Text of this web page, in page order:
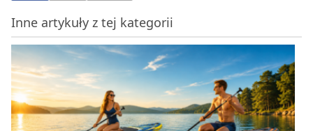
Jaros”, na którą serdecznie zapraszamy! Wierzy, że
kluczem do zachowania zdrowia oraz dobrego
samopoczucia jest pełnowartościowa i różnorodna
dieta, która smakuje, a także ulubiona aktywność
fizyczna kilka razy w tygodniu.
Inne artykuły z tej kategorii